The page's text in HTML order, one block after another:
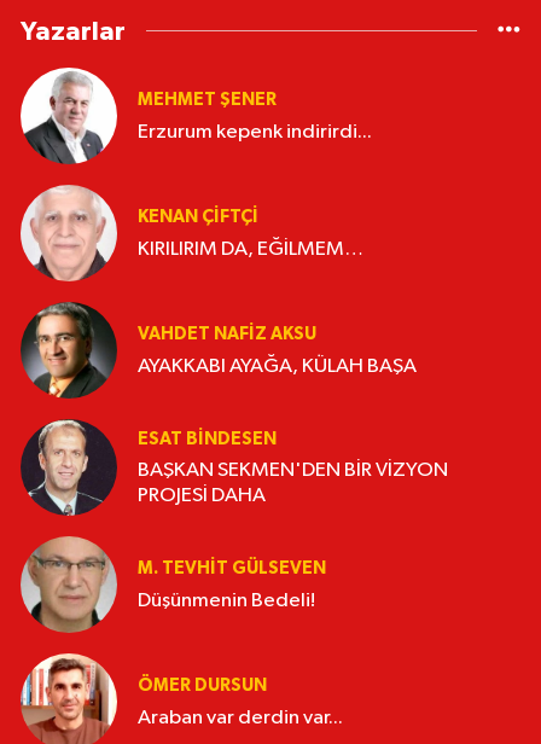
Yazarlar
MEHMET ŞENER
Erzurum kepenk indirirdi...
KENAN ÇİFTÇİ
KIRILIRIM DA, EĞİLMEM…
VAHDET NAFIZ AKSU
AYAKKABI AYAĞA, KÜLAH BAŞA
ESAT BİNDESEN
BAŞKAN SEKMEN'DEN BİR VİZYON
PROJESİ DAHA
M. TEVHIT GÜLSEVEN
Düşünmenin Bedeli!
ÖMER DURSUN
Araban var derdin var...